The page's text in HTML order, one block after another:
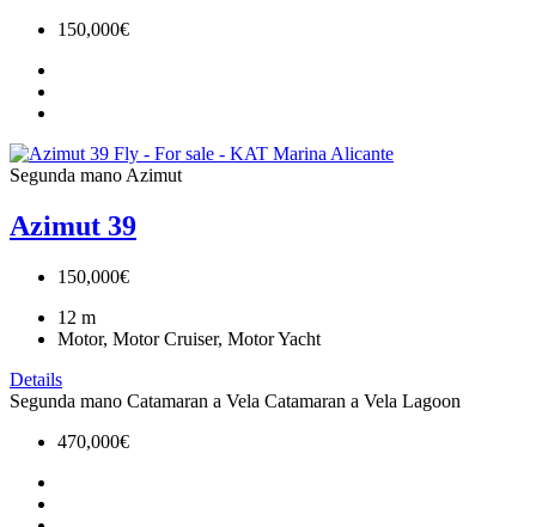
150,000€
Segunda mano Azimut
Azimut 39
150,000€
12 m
Motor, Motor Cruiser, Motor Yacht
Details
Segunda mano Catamaran a Vela Catamaran a Vela Lagoon
470,000€